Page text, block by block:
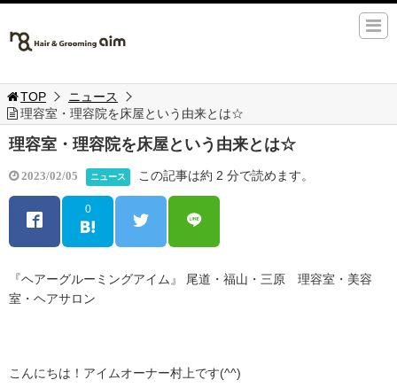
TOP
ニュース
理容室・理容院を床屋という由来とは☆
理容室・理容院を床屋という由来とは☆
2023/02/05 ニュース この記事は約 2 分で読めます。
0
『ヘアーグルーミングアイム』 尾道・福山・三原 理容室・美容
室・ヘアサロン
こんにちは！アイムオーナー村上です(^^)